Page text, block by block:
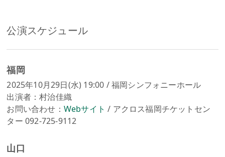
公演スケジュール
福岡
2025年10月29日(水) 19:00 / 福岡シンフォニーホール
出演者：村治佳織
お問い合わせ： Webサイト / アクロス福岡チケットセン
ター 092-725-9112
山口